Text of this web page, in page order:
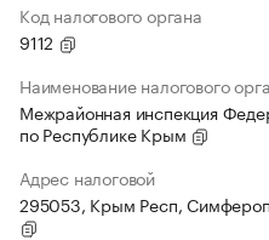
Код налогового органа
9112
Наименование налогового
Межрайонная инспекция
по Республике Крым
Адрес налоговой
295053, Крым Респ,